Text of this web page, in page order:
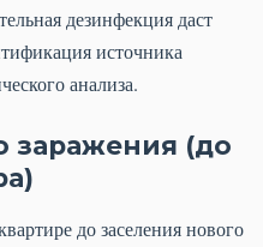
дезинфекция даст
источника
анализа.
заражения (до
до заселения нового